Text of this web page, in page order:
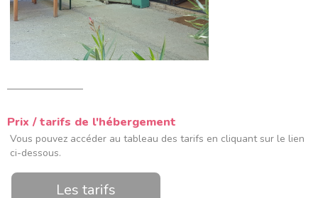
Prix / tarifs de l'hébergement
Vous pouvez accéder au tableau des tarifs en cliquant sur le lien
ci-dessous.
Les tarifs